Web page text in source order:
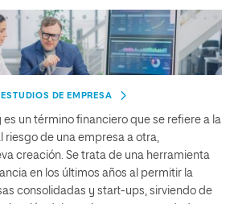
DE EMPRESA
es un término financiero que se refiere a la
de una empresa a otra,
creación. Se trata de una herramienta
en los últimos años al permitir la
consolidadas y start-ups, sirviendo de